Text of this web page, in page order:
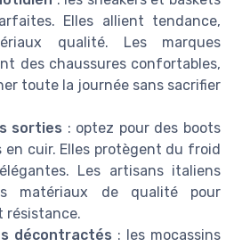
Elles allient tendance,
qualité. Les marques
des chaussures confortables,
toute la journée sans sacrifier
sorties : optez pour des boots
cuir. Elles protègent du froid
Les artisans italiens
matériaux de qualité pour
résistance.
décontractés : les mocassins